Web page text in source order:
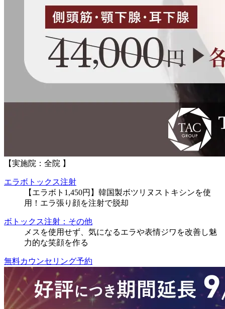
【実施院：全院 】
エラボトックス注射
【エラボト1,450円】韓国製ボツリヌストキシンを使
用！エラ張り顔を注射で脱却
ボトックス注射：その他
メスを使用せず、気になるエラや表情ジワを改善し魅
力的な笑顔を作る
無料カウンセリング予約